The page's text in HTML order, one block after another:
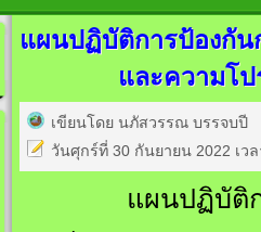
แผนปฏิบัติการป้องกั
และความโป
เขียนโดย นภัสวรรณ บรรจบปี
วันศุกร์ที่ 30 กันยายน 2022 เว
แผนปฏิบัติ